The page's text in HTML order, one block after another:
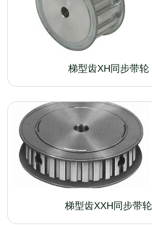
梯型齿XH同步带轮
梯型齿XXH同步带轮